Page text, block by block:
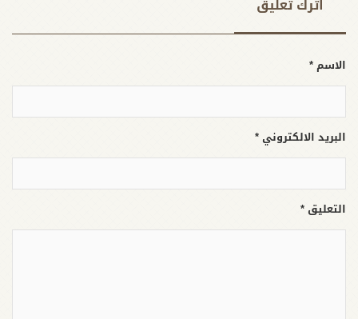
اترك تعلیق
الاسم *
البريد الالكتروني *
التعليق *